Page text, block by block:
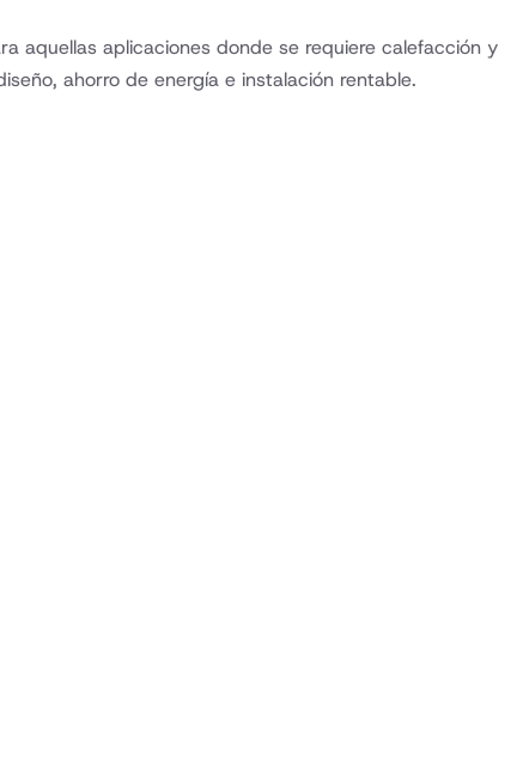
aquellas aplicaciones donde se requiere calefacción y
ahorro de energía e instalación rentable.